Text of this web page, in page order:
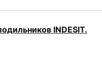
INDESIT.